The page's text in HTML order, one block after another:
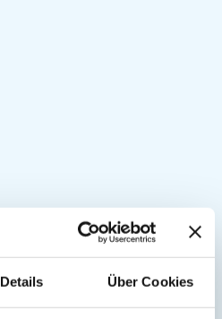
Details Über Cookies